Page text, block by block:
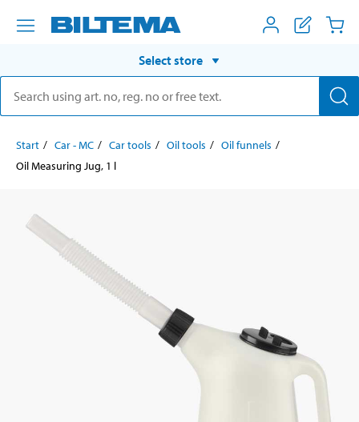
Select store
Start Car - MC Car tools Oil tools
Oil funnels
Oil Measuring Jug, 1 l